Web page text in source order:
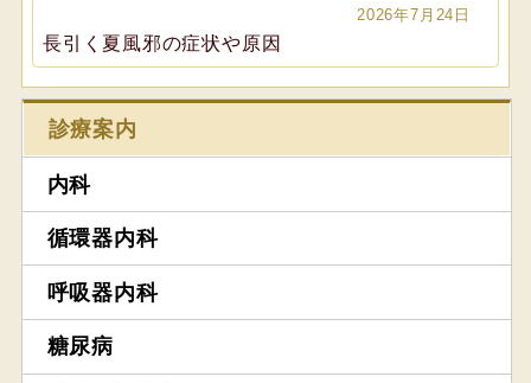
2026年7月24日
長引く夏風邪の症状や原因
診療案内
内科
循環器内科
呼吸器内科
糖尿病